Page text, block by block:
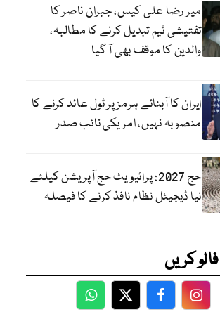
میر رضا علی کیس، جبران ناصر کا
تفتیشی ٹیم تبدیل کرنے کا مطالبہ،
والدین کا موقف بھی آ گیا
ایران کا آبنائے ہرمز پر ٹول عائد کرنے کا
منصوبہ نہیں، امریکی نائب صدر
حج 2027: پرائیویٹ حج آپریشن کیلئے
نیا ڈیجیٹل نظام نافذ کرنے کا فیصلہ
کریں
WhatsApp
TwitterFacebook